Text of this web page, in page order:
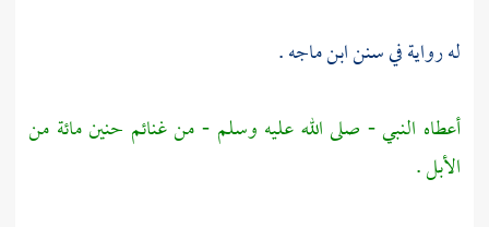
له رواية في سننابن ماجه.
أعطاه النبي - صلى الله عليه وسلم - من غنائم حنينمائة من
الأبل .